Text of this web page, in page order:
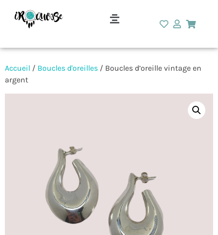
Accueil / Boucles d'oreilles / Boucles d’oreille vintage en
argent